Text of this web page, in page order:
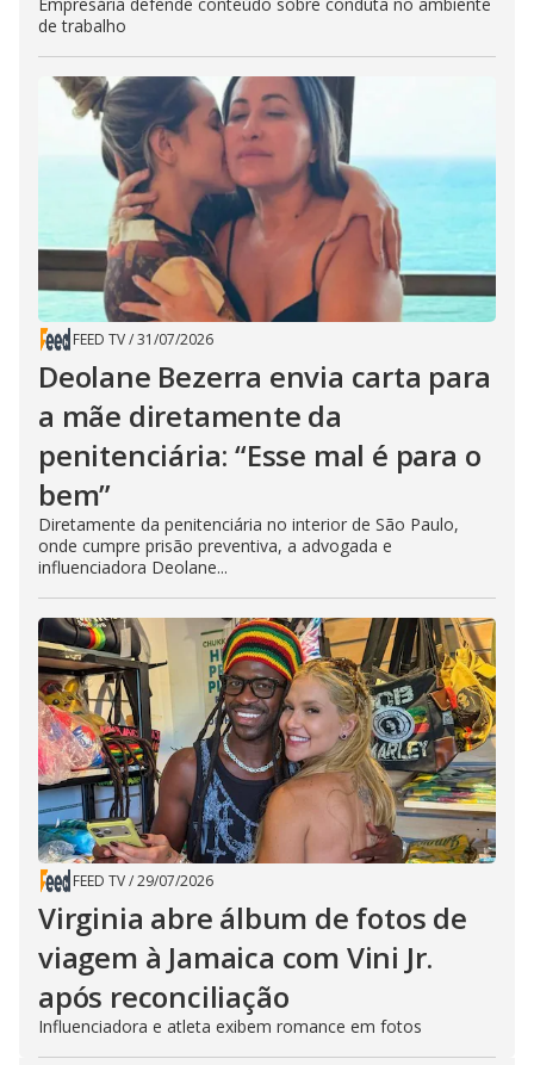
Empresária defende conteúdo sobre conduta no ambiente
de trabalho
FEED TV/31/07/2026
Deolane Bezerra envia carta para
a mãe diretamente da
penitenciária: “Esse mal é para o
bem”
Diretamente da penitenciária no interior de São Paulo,
onde cumpre prisão preventiva, a advogada e
influenciadora Deolane...
FEED TV/29/07/2026
Virginia abre álbum de fotos de
viagem à Jamaica com Vini Jr.
após reconciliação
Influenciadora e atleta exibem romance em fotos